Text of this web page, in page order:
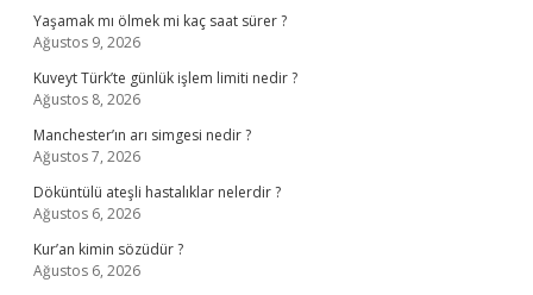
Yaşamak mı ölmek mi kaç saat sürer ?
Ağustos 9, 2026
Kuveyt Türk’te günlük işlem limiti nedir ?
Ağustos 8, 2026
Manchester’ın arı simgesi nedir ?
Ağustos 7, 2026
Döküntülü ateşli hastalıklar nelerdir ?
Ağustos 6, 2026
Kur’an kimin sözüdür ?
Ağustos 6, 2026